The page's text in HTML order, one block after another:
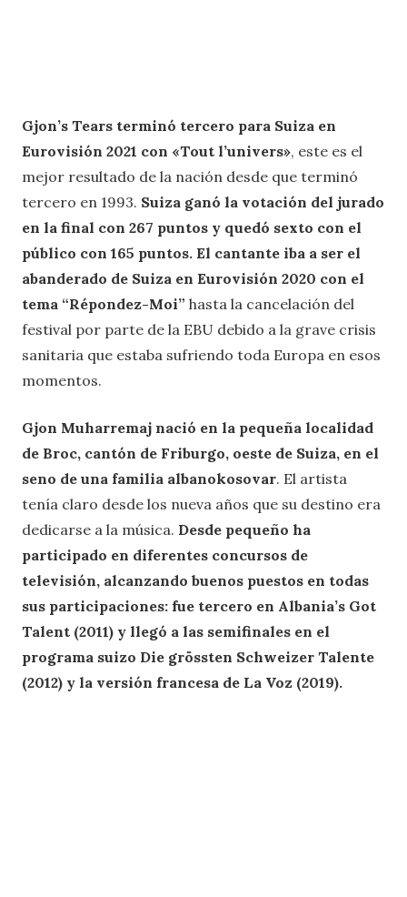
Gjon’s Tears terminó tercero para Suiza en
Eurovisión 2021 con «Tout l’univers», este es el
mejor resultado de la nación desde que terminó
tercero en 1993. Suiza ganó la votación del jurado
en la final con 267 puntos y quedó sexto con el
público con 165 puntos. El cantante iba a ser el
abanderado de Suiza en Eurovisión 2020 con el
tema “Répondez-Moi” hasta la cancelación del
festival por parte de la EBU debido a la grave crisis
sanitaria que estaba sufriendo toda Europa en esos
momentos.
Gjon Muharremaj nació en la pequeña localidad
de Broc, cantón de Friburgo, oeste de Suiza, en el
seno de una familia albanokosovar. El artista
tenía claro desde los nueva años que su destino era
dedicarse a la música. Desde pequeño ha
participado en diferentes concursos de
televisión, alcanzando buenos puestos en todas
sus participaciones: fue tercero en Albania’s Got
Talent (2011) y llegó a las semifinales en el
programa suizo Die grössten Schweizer Talente
(2012) y la versión francesa de La Voz (2019).